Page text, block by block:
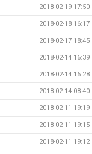
2018-02-19 17:50
2018-02-18 16:17
2018-02-17 18:45
2018-02-14 16:39
2018-02-14 16:28
2018-02-14 08:40
2018-02-11 19:19
2018-02-11 19:15
2018-02-11 19:12